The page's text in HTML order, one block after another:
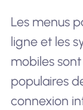
Les menus
ligne et les
mobiles
populaires
connexion